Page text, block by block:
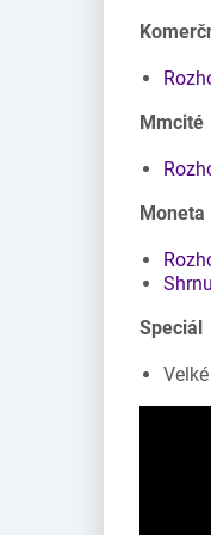
Mmcité
Moneta
Speciál